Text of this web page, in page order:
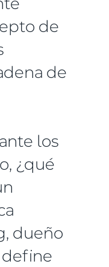
de
de
los
¿qué
dueño
define